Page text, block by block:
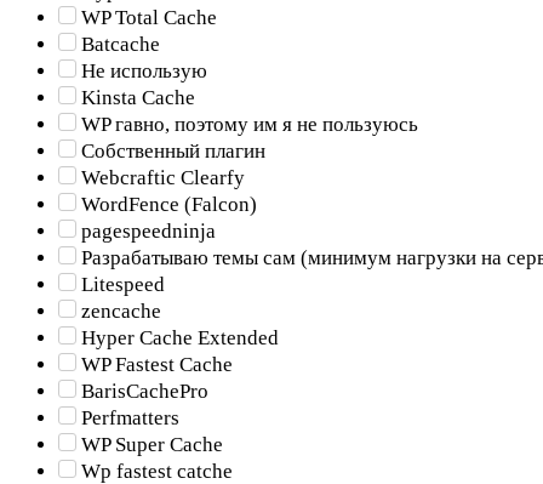
WP Total Cache
Batcache
Не использую
Kinsta Cache
WP гавно, поэтому им я не пользуюсь
Собственный плагин
Webcraftic Clearfy
WordFence (Falcon)
pagespeedninja
Разрабатываю темы сам (минимум нагрузки на
Litespeed
zencache
Hyper Cache Extended
WP Fastest Cache
BarisCachePro
Perfmatters
WP Super Cache
Wp fastest catche